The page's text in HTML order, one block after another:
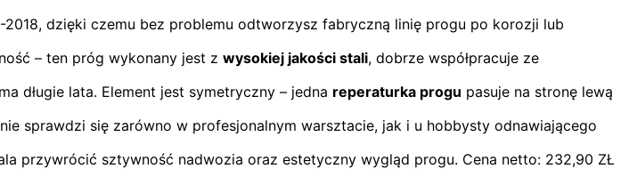
2018, dzięki czemu bez problemu odtworzysz fabryczną linię progu po korozji lub
– ten próg wykonany jest z wysokiej jakości stali, dobrze współpracuje ze
długie lata. Element jest symetryczny – jedna reperaturka progu pasuje na stronę lewą
sprawdzi się zarówno w profesjonalnym warsztacie, jak i u hobbysty odnawiającego
przywrócić sztywność nadwozia oraz estetyczny wygląd progu. Cena netto: 232,90 ZŁ